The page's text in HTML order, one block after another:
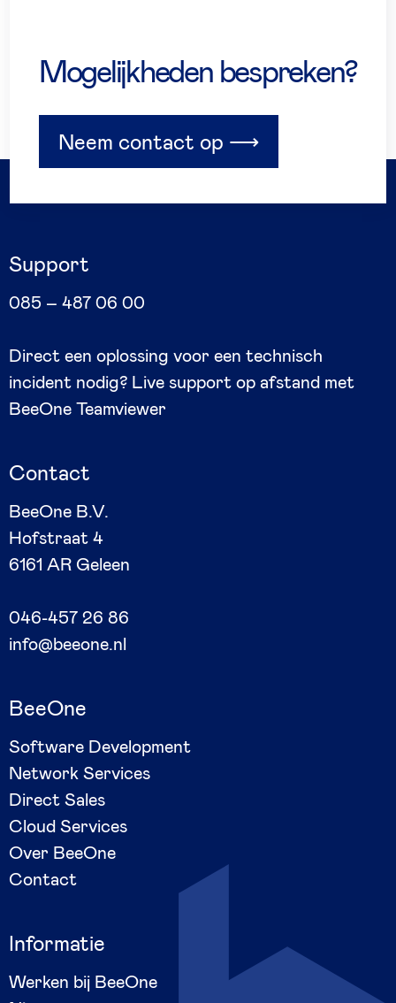
Mogelijkheden bespreken?
Neem contact op ⟶
Support
085 – 487 06 00
Direct een oplossing voor een technisch
incident nodig? Live support op afstand met
BeeOne Teamviewer
Contact
BeeOne B.V.
Hofstraat 4
6161 AR Geleen
046-457 26 86
info@beeone.nl
BeeOne
Software Development
Network Services
Direct Sales
Cloud Services
Over BeeOne
Contact
Informatie
Werken bij BeeOne